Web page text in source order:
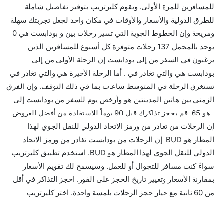
نعم. توفر كل من Wizz Air أسرع رحلات الطيران على هذا
الطريق،
هل توفر شركات الطيران مساحة إضافية للنوم؟
كثير من خطوط طيران درجة رجال الأعمال توفر مساحة
إضافية للنوم.
هل يمكنني حمل طعامي الخاص؟
نعم، يمكنك حمل طعامك الخاص، و لكن يجب أن يكون معبئا
بشكل جيد.
هل سيقدم لي الكحول على متن رحلة من إلى بودابست؟
لا تقدم شركة الطيران الكحول على متن رحلة داخلية. يتم
تقديم الكحول على متن الرحلات الدولية فقط.
ما متوسط أسعار رحلة الدرجة الاقتصادية من إلى
بودابست؟
للمسافرين للمرة الأولى. ويقوم كليرتريب بتوفير تفاصيل شاملة
للطرق الدولية والأسعار والأوقات في مكان واحد لجعل تجربتك سهلة
ومريحة وإن الخطوط الجوية التي تسير رحلات بين و بودابست هي 0
يوجد بالمجمل 137 رحلات متوفرة كل أسبوع للمسافرين الذين
يرغبون في السفر من إلى بودابست إن الرحلة الأولى من إلى
بودابست هي والتي تغادر في . أما الرحلة الأخيرة هي والتي تغادر في
تستغرق الرحلة في المتوسط ساعات بما في ذلك التوقف. وإن الفرق
الزمني بين هاتين المدينتين هو وأرخص يوم للسفر من بودابست إلى
هو 65. قم بحجز تذاكرك قبل 90 يوماً للاستفادة من أفضل العروض.
إن الرحلات من تغادر من ورمز الاتحاد الدولي للنقل الجوي لهذا
المطار هو BUD. إن الرحلات من بودابست تغادر من ورمز الاتحاد
الدولي للنقل الجوي لهذا المطار هو BUD. استخدم تطبيق كليرتريب
سواءً كنت مسافر للتجوال أو للعمل. وسيسمح لك تقويم الأسعار
بمقارنة الأسعار وتغيير تاريخ الحجز على الفور. احجز التذاكر في أقل
من 60 ثانية مع خيار حجز الرحلات بلمسة واحدة. اختر كليرتريب